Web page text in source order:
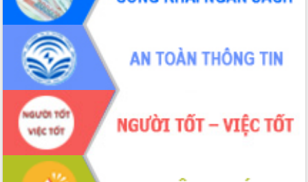
Hội nghị lần thứ tư Ban Chỉ đạo công
tác bầu cử tỉnh Đắk Lắk
Hội nghị Báo cáo viên Trung ương
tháng 01/2026
Phó Thủ tướng Hồ Quốc Dũng đánh giá
cao kết quả Chiến dịch Quang Trung
tại Đắk Lắk
Hội nghị Ban Chấp hành Đảng bộ tỉnh
Đắk Lắk lần thứ 2 (mở rộng)
Tập trung giải phóng mặt bằng, đẩy
nhanh tiến độ Tuyến đường bộ ven
biển